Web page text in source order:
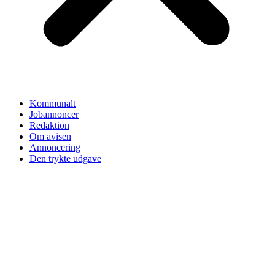
Kommunalt
Jobannoncer
Redaktion
Om avisen
Annoncering
Den trykte udgave